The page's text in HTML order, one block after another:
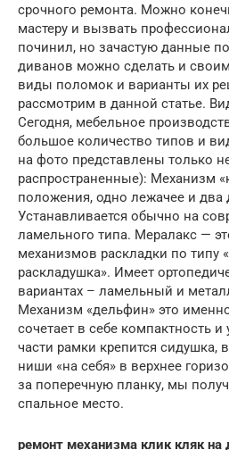
срочного ремонта. Можно
мастеру и вызвать
починил, но зачастую данные
диванов можно сделать и
виды поломок и варианты их
рассмотрим в данной статье.
Сегодня, мебельное
большое количество типов и
на фото представлены только
распространенные): Механизм
положения, одно лежачее и два
Устанавливается обычно на
ламельного типа. Мералакс —
механизмов раскладки по типу
раскладушка». Имеет
вариантах – ламельный и
Механизм «дельфин» это
сочетает в себе компактность
части рамки крепится сидушка,
ниши «на себя» в верхнее
за поперечную планку, мы
спальное место.
ремонт механизма клик кляк на